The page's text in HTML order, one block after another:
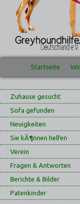
Startseite
Zuhause gesucht
Sofa gefunden
Neuigkeiten
Sie kÃ¶nnen helfen
Verein
Fragen & Antworten
Berichte & Bilder
Patenkinder